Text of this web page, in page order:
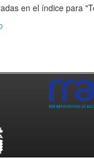
en el índice para